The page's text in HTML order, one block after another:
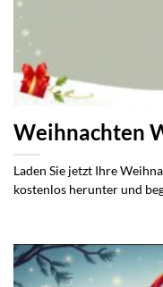
Weihnachten
Laden Sie jetzt Ihre
kostenlos herunter und